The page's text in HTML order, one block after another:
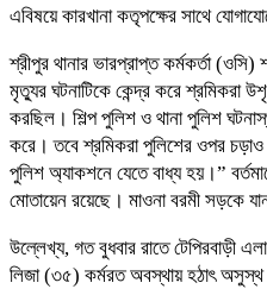
এবিষয়ে কারখানা কতৃপক্ষের সাথে
​শ্রীপুর থানার ভারপ্রাপ্ত কর্মকর্তা
মৃত্যুর ঘটনাটিকে কেন্দ্র করে শ্রমিকরা
করছিল। শিল্প পুলিশ ও থানা পুলিশ
করে। তবে শ্রমিকরা পুলিশের ওপর চড়াও
পুলিশ অ্যাকশনে যেতে বাধ্য হয়।”
মোতায়েন রয়েছে। মাওনা বরমী সড়কে
উল্লেখ্য, গত বুধবার রাতে টেপিরবাড়ী
লিজা (৩৫) কর্মরত অবস্থায় হঠাৎ